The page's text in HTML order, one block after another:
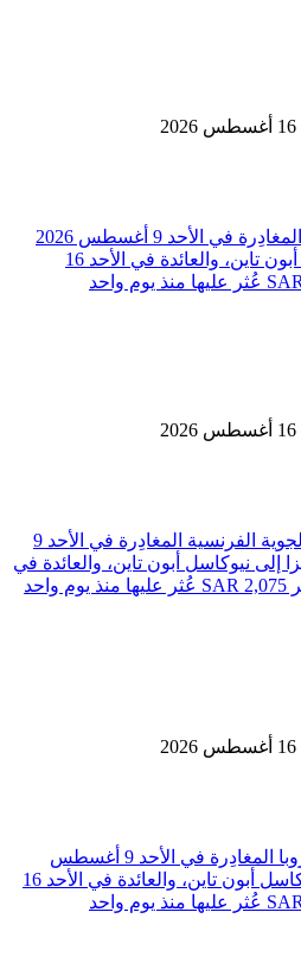
من ⁦جزيرة إيبيزا⁩ إلى ⁦نيوكاسل أبون تاين⁩، والعائدة في ⁦الأحد 16
تحديد رحلة طيران ⁦الخطوط الجوية الفرنسية⁩ المغادِرة في ⁦الأحد 9
أغسطس 2026⁩ من ⁦جزيرة إيبيزا⁩ إلى ⁦نيوكاسل أبون تاين⁩، والعائدة في
تحديد رحلة طيران ⁦طيران أوروبا⁩ المغادِرة في ⁦الأحد 9 أغسطس
2026⁩ من ⁦جزيرة إيبيزا⁩ إلى ⁦نيوكاسل أبون تاين⁩، والعائدة في ⁦الأحد 16